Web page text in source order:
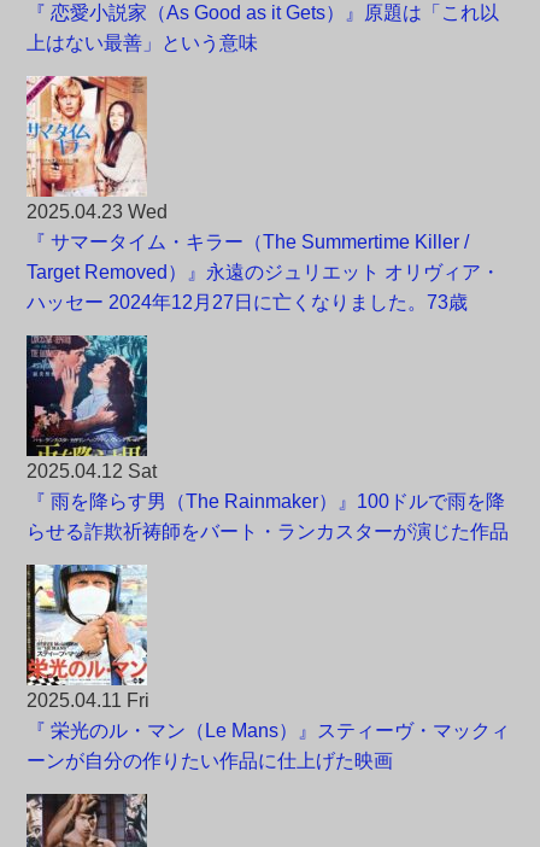
『 恋愛小説家（As Good as it Gets）』原題は「これ以
上はない最善」という意味
2025.04.23 Wed
『 サマータイム・キラー（The Summertime Killer /
Target Removed）』永遠のジュリエット オリヴィア・
ハッセー 2024年12月27日に亡くなりました。73歳
2025.04.12 Sat
『 雨を降らす男（The Rainmaker）』100ドルで雨を降
らせる詐欺祈祷師をバート・ランカスターが演じた作品
2025.04.11 Fri
『 栄光のル・マン（Le Mans）』スティーヴ・マックィ
ーンが自分の作りたい作品に仕上げた映画